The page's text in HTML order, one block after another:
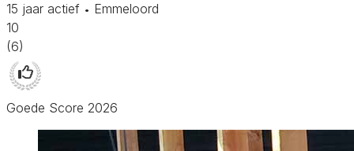
15 jaar actief • Emmeloord
10
(6)
Goede Score 2026